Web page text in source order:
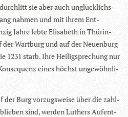
sie aber auch unglück­lichs­
nah­men und mit ihrem Ent­
Jahre lebte Eli­sa­beth in Thü­rin­
Wart­burg und auf der Neu­en­burg
1231 starb. Ihre Hei­lig­spre­chung nur
eines höchst unge­wöhn­li­
der Burg vor­zugs­weise über die zahl­
sind, wer­den Luthers Auf­ent­